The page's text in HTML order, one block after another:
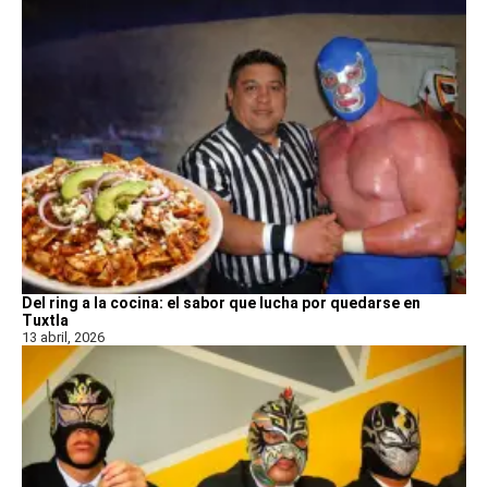
Del ring a la cocina: el sabor que lucha por quedarse en
Tuxtla
13 abril, 2026